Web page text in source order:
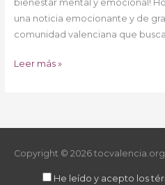
bienestar mental y emocional!
una noticia emocionante y de
comunidad valenciana que
personal
Leer más »
Copyright © 2026 tocvalencia.org
He leído y acepto los